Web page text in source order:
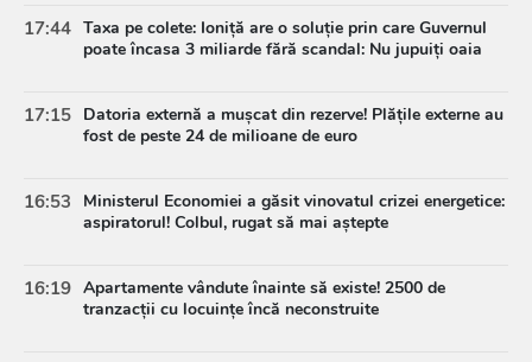
17:44 Taxa pe colete: Ioniță are o soluție prin care Guvernul
poate încasa 3 miliarde fără scandal: Nu jupuiți oaia
17:15 Datoria externă a mușcat din rezerve! Plățile externe au
fost de peste 24 de milioane de euro
16:53
Ministerul Economiei a găsit vinovatul crizei energetice:
aspiratorul! Colbul, rugat să mai aștepte
16:19 Apartamente vândute înainte să existe! 2500 de
tranzacții cu locuințe încă neconstruite